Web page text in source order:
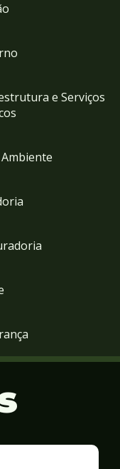
e Serviços